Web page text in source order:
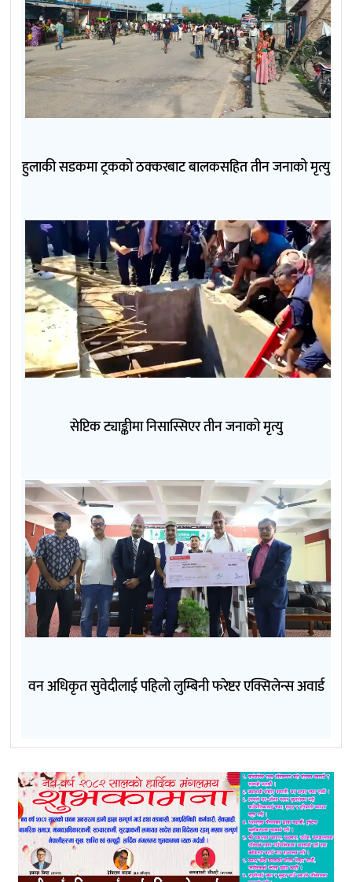
हुलाकी सडकमा ट्रकको ठक्करबाट बालकसहित तीन जनाको मृत्यु
सेप्टिक ट्याङ्कीमा निसास्सिएर तीन जनाको मृत्यु
वन अधिकृत सुवेदीलाई पहिलो लुम्बिनी फरेष्टर एक्सिलेन्स अवार्ड